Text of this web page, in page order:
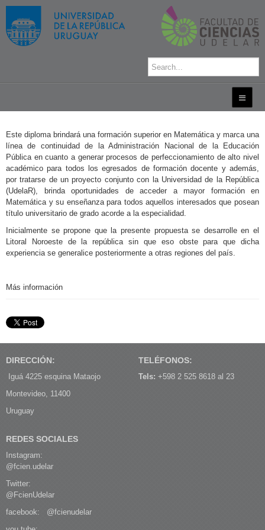
Este diploma brindará una formación superior en Matemática y marca una
línea de continuidad de la Administración Nacional de la Educación
Pública en cuanto a generar procesos de perfeccionamiento de alto nivel
académico para todos los egresados de formación docente y además,
por tratarse de un proyecto conjunto con la Universidad de la República
(UdelaR), brinda oportunidades de acceder a mayor formación en
Matemática y su enseñanza para todos aquellos interesados que posean
título universitario de grado acorde a la especialidad.
Inicialmente se propone que la presente propuesta se desarrolle en el
Litoral Noroeste de la república sin que eso obste para que dicha
experiencia se generalice posteriormente a otras regiones del país.
Más información
DIRECCIÓN:
Iguá 4225 esquina Mataojo
Montevideo, 11400
Uruguay
TELÉFONOS:
Tels: +598 2 525 8618 al 23
REDES SOCIALES
Instagram:
@fcien.udelar
Twitter:
@FcienUdelar
facebook: @fcienudelar